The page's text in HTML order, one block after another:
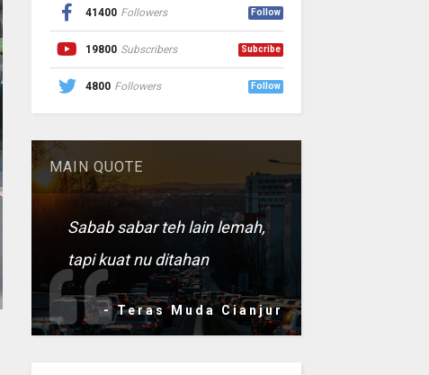
41400 Followers Follow
19800 Subscribers Subcribe
4800 Followers Follow
MAIN QUOTE
Sabab sabar teh lain lemah,
tapi kuat nu ditahan
- Teras Muda Cianjur